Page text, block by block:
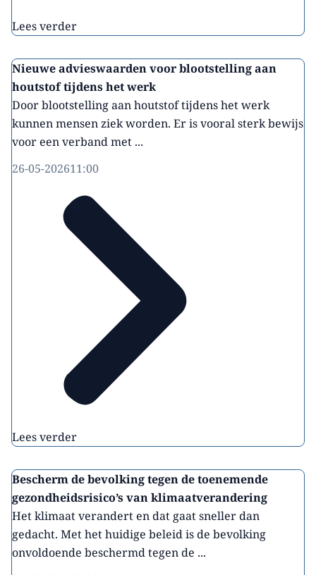
Lees verder
Nieuwe advieswaarden voor blootstelling aan
houtstof tijdens het werk
Door blootstelling aan houtstof tijdens het werk
kunnen mensen ziek worden. Er is vooral sterk bewijs
voor een verband met ...
26-05-202611:00
Lees verder
Bescherm de bevolking tegen de toenemende
gezondheidsrisico’s van klimaatverandering
Het klimaat verandert en dat gaat sneller dan
gedacht. Met het huidige beleid is de bevolking
onvoldoende beschermd tegen de ...